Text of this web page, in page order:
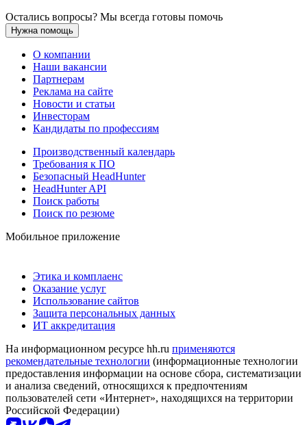
Остались вопросы? Мы всегда готовы помочь
Нужна помощь
О компании
Наши вакансии
Партнерам
Реклама на сайте
Новости и статьи
Инвесторам
Кандидаты по профессиям
Производственный календарь
Требования к ПО
Безопасный HeadHunter
HeadHunter API
Поиск работы
Поиск по резюме
Мобильное приложение
Этика и комплаенс
Оказание услуг
Использование сайтов
Защита персональных данных
ИТ аккредитация
На информационном ресурсе hh.ru применяются
рекомендательные технологии (информационные технологии
предоставления информации на основе сбора, систематизации
и анализа сведений, относящихся к предпочтениям
пользователей сети «Интернет», находящихся на территории
Российской Федерации)